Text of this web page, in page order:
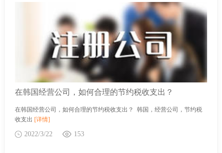
在韩国经营公司，如何合理的节约税收支出？
在韩国经营公司，如何合理的节约税收支出？ 韩国，经营公司，节约税
收支出 [详情]
2022/3/22 153